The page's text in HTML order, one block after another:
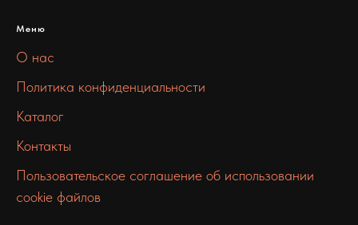
Меню
О нас
Политика конфиденциальности
Каталог
Контакты
Пользовательское соглашение об использовании
cookie файлов